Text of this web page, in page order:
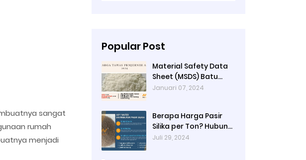
sangat
rumah
menjadi
Popular Post
Material Safety Data
Sheet (MSDS) Batu
Tawas
Januari 07, 2024
Berapa Harga Pasir
Silika per Ton? Hubungi
Ady Water
Juli 29, 2024